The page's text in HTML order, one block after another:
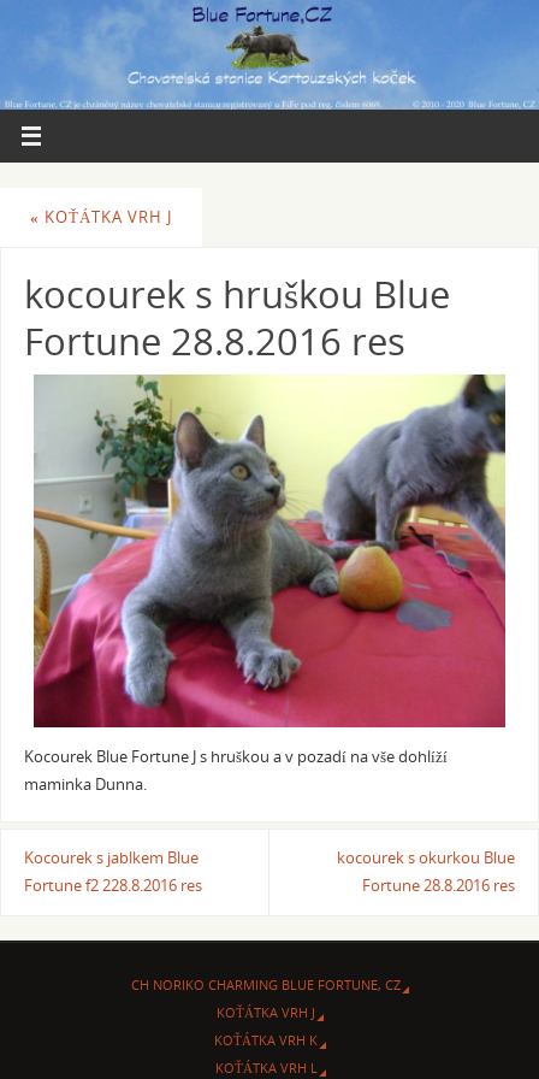
« KOŤÁTKA VRH J
kocourek s hruškou Blue
Fortune 28.8.2016 res
Kocourek Blue Fortune J s hruškou a v pozadí na vše dohlíží
maminka Dunna.
Kocourek s jablkem Blue
Fortune f2 228.8.2016 res
kocourek s okurkou Blue
Fortune 28.8.2016 res
CH NORIKO CHARMING BLUE FORTUNE, CZ
KOŤÁTKA VRH J
KOŤÁTKA VRH K
KOŤÁTKA VRH L